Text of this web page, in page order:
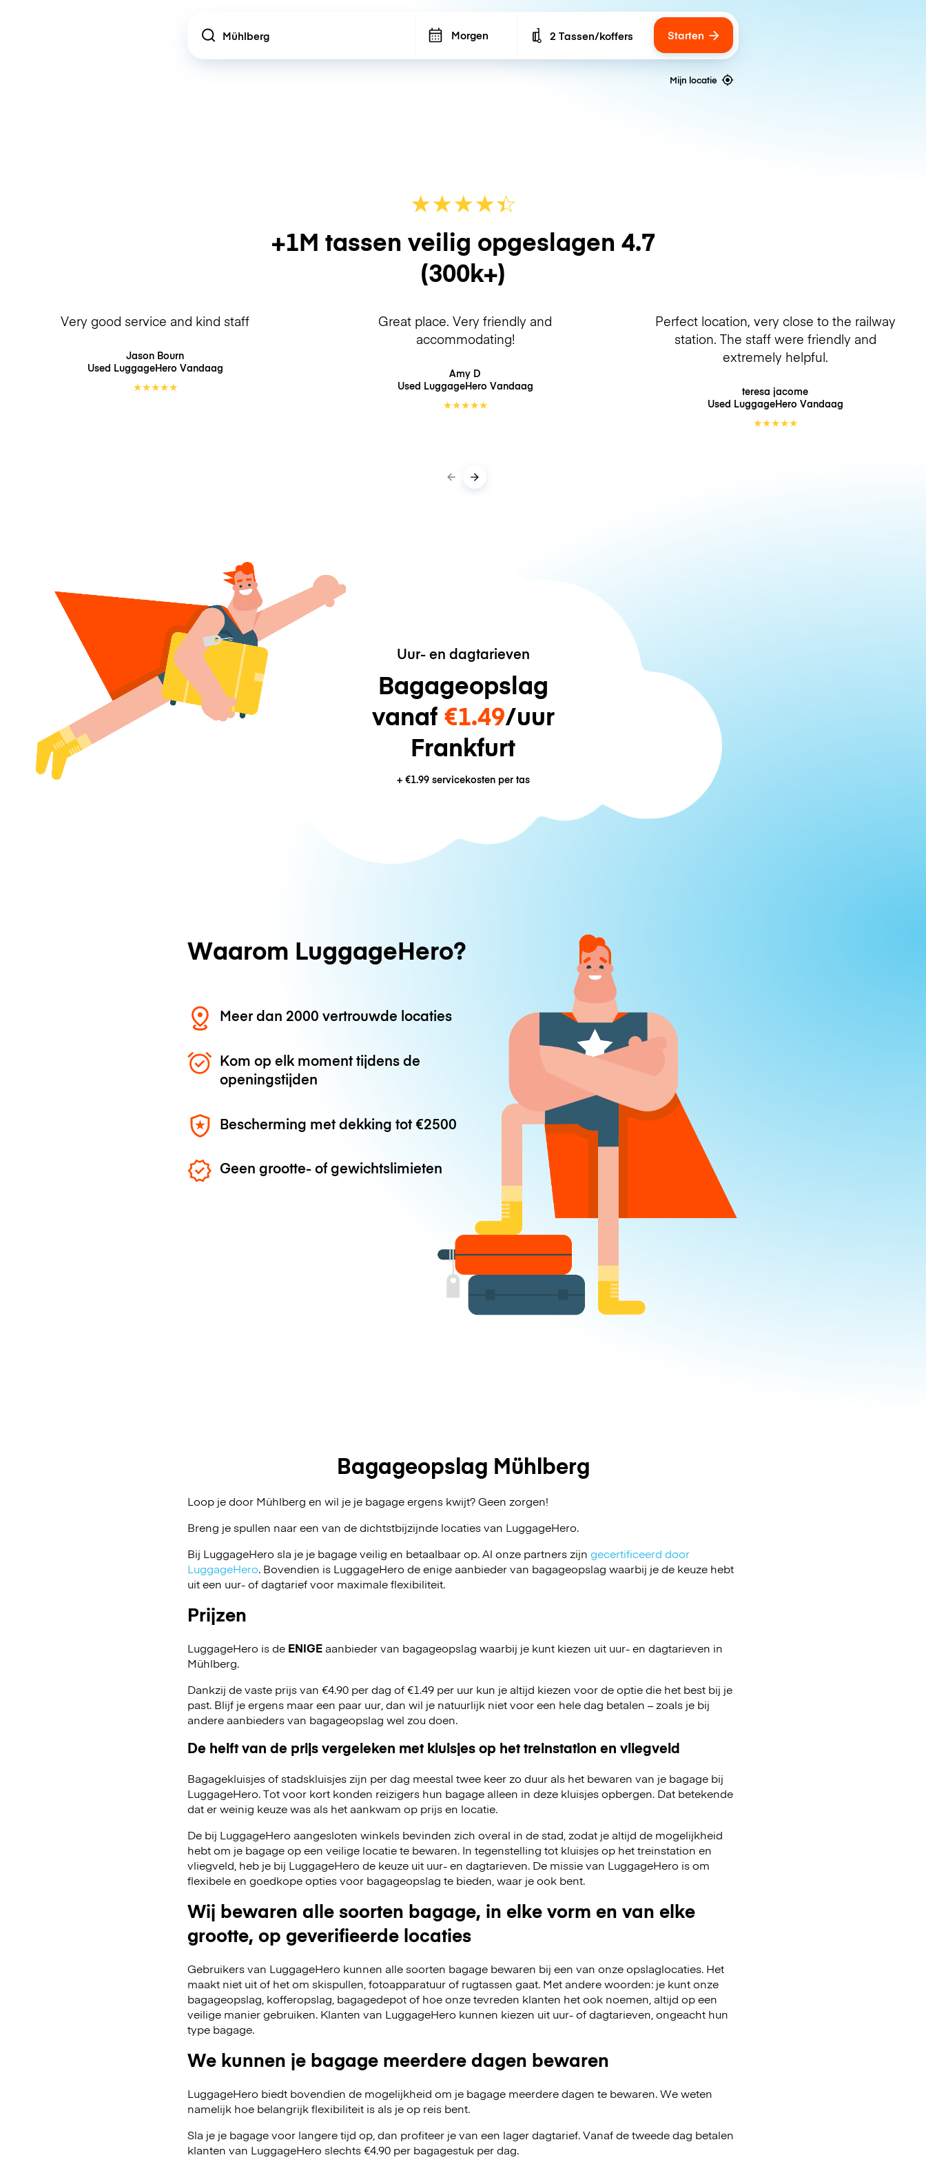
Location Morgen Number of bags
2 Tassen/koffers Starten
Mijn locatie
★★★★☆
★
+1M tassen veilig opgeslagen 4.7
(300k+)
Very good service and kind staff
Jason Bourn
Used LuggageHero Vandaag
★★★★★
Great place. Very friendly and
accommodating!
Amy D
Used LuggageHero Vandaag
★★★★★
Perfect location, very close to the railway
station. The staff were friendly and
extremely helpful.
teresa jacome
Used LuggageHero Vandaag
★★★★★
Uur- en dagtarieven
Bagageopslag
vanaf €1.49/uur
Frankfurt
+ €1.99servicekosten per tas
Waarom LuggageHero?
Meer dan 2000 vertrouwde locaties
Kom op elk moment tijdens de
openingstijden
Bescherming met dekking tot €2500
Geen grootte- of gewichtslimieten
Bagageopslag Mühlberg
Loop je door Mühlberg en wil je je bagage ergens kwijt? Geen zorgen!
Breng je spullen naar een van de dichtstbijzijnde locaties van LuggageHero.
Bij LuggageHero sla je je bagage veilig en betaalbaar op. Al onze partners zijn gecertificeerd door
LuggageHero. Bovendien is LuggageHero de enige aanbieder van bagageopslag waarbij je de keuze hebt
uit een uur- of dagtarief voor maximale flexibiliteit.
Prijzen
LuggageHero is de ENIGEaanbieder van bagageopslag waarbij je kunt kiezen uit uur- en dagtarieven in
Mühlberg.
Dankzij de vaste prijs van €4.90 per dag of €1.49 per uur kun je altijd kiezen voor de optie die het best bij je
past. Blijf je ergens maar een paar uur, dan wil je natuurlijk niet voor een hele dag betalen – zoals je bij
andere aanbieders van bagageopslag wel zou doen.
De helft van de prijs vergeleken met kluisjes op het treinstation en vliegveld
Bagagekluisjes of stadskluisjes zijn per dag meestal twee keer zo duur als het bewaren van je bagage bij
LuggageHero. Tot voor kort konden reizigers hun bagage alleen in deze kluisjes opbergen. Dat betekende
dat er weinig keuze was als het aankwam op prijs en locatie.
De bij LuggageHero aangesloten winkels bevinden zich overal in de stad, zodat je altijd de mogelijkheid
hebt om je bagage op een veilige locatie te bewaren. In tegenstelling tot kluisjes op het treinstation en
vliegveld, heb je bij LuggageHero de keuze uit uur- en dagtarieven. De missie van LuggageHero is om
flexibele en goedkope opties voor bagageopslag te bieden, waar je ook bent.
Wij bewaren alle soorten bagage, in elke vorm en van elke
grootte, op geverifieerde locaties
Gebruikers van LuggageHero kunnen alle soorten bagage bewaren bij een van onze opslaglocaties. Het
maakt niet uit of het om skispullen, fotoapparatuur of rugtassen gaat. Met andere woorden: je kunt onze
bagageopslag, kofferopslag, bagagedepot of hoe onze tevreden klanten het ook noemen, altijd op een
veilige manier gebruiken. Klanten van LuggageHero kunnen kiezen uit uur- of dagtarieven, ongeacht hun
type bagage.
We kunnen je bagage meerdere dagen bewaren
LuggageHero biedt bovendien de mogelijkheid om je bagage meerdere dagen te bewaren. We weten
namelijk hoe belangrijk flexibiliteit is als je op reis bent.
Sla je je bagage voor langere tijd op, dan profiteer je van een lager dagtarief. Vanaf de tweede dag betalen
klanten van LuggageHero slechts €4.90 per bagagestuk per dag.